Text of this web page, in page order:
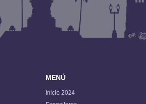
MENÚ
Inicio 2024